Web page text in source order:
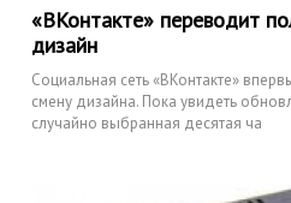
«ВКонтакте» переводит
дизайн
Социальная сеть «ВКонтакте»
смену дизайна. Пока увидеть
случайно выбранная десятая ча